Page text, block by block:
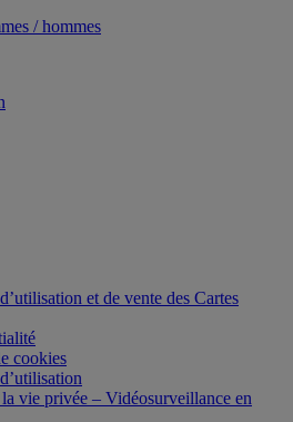
/ hommes
et de vente des Cartes
cookies
vie privée – Vidéosurveillance en